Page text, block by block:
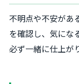
不明点や不安があ
を確認し、気にな
必ず一緒に仕上が